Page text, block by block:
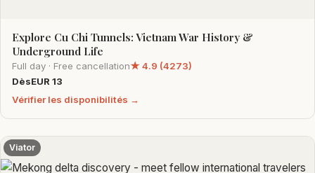
Explore Cu Chi Tunnels: Vietnam War History &
Underground Life
Full day · Free cancellation★ 4.9 (4273)
DèsEUR 13
Vérifier les disponibilités →
Viator